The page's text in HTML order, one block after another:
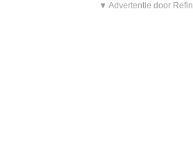
▼ Advertentie door